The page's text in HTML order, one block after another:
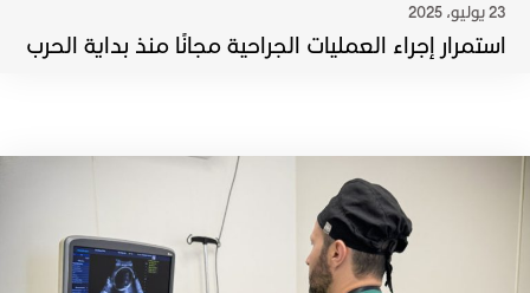
23 يوليو، 2025
استمرار إجراء العمليات الجراحية مجانًا منذ بداية الحرب